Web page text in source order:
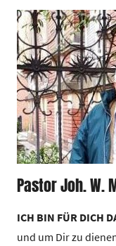
Pastor Joh. W.
ICH BIN FÜR DICH
und um Dir zu